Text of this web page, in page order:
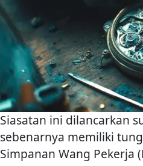
Siasatan ini dilancarkan
sebenarnya memiliki
Simpanan Wang Pekerja